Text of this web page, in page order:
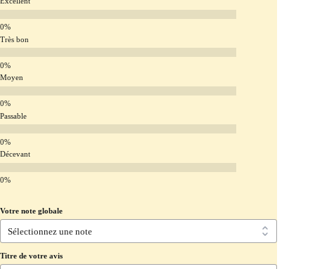
Très bon
Moyen
Passable
Décevant
Votre note globale
Titre de votre avis